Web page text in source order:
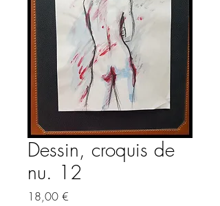
Dessin, croquis de
nu. 12
18,00 €